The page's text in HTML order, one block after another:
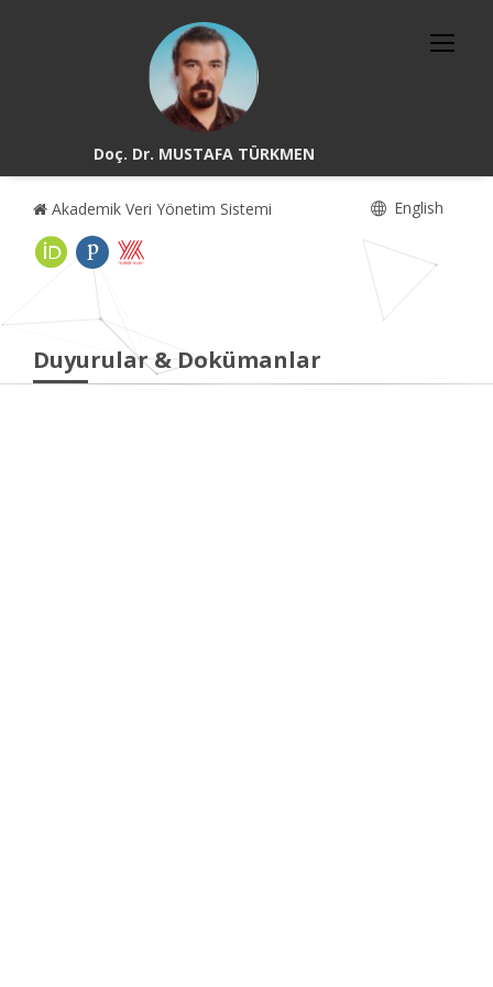
Doç. Dr. MUSTAFA TÜRKMEN
Akademik Veri Yönetim Sistemi English
Duyurular & Dokümanlar